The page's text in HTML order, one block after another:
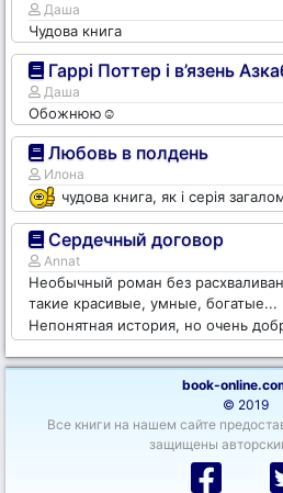
Даша
Чудова книга
Гаррі Поттер і в’язень
Даша
Обожнюю☺️
Любовь в полдень
Илона
чудова книга, як і серія
Сердечный договор
Annat
Необычный роман без
такие красивые, умные, богатые...
Непонятная история, но очень
book-
© 2019
Все книги на нашем сайте
защищены